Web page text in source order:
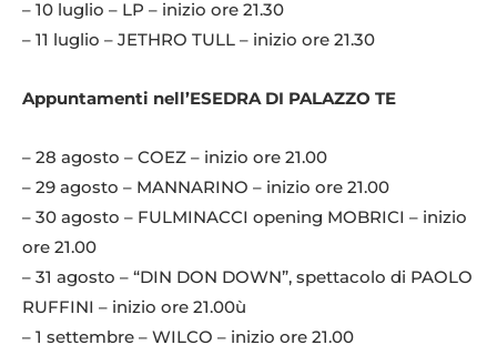
– 10 luglio – LP – inizio ore 21.30
– 11 luglio – JETHRO TULL – inizio ore 21.30
Appuntamenti nell’ESEDRA DI PALAZZO TE
– 28 agosto – COEZ – inizio ore 21.00
– 29 agosto – MANNARINO – inizio ore 21.00
– 30 agosto – FULMINACCI opening MOBRICI – inizio
ore 21.00
– 31 agosto – “DIN DON DOWN”, spettacolo di PAOLO
RUFFINI – inizio ore 21.00ù
– 1 settembre – WILCO – inizio ore 21.00